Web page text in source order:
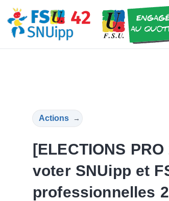
Actions →
[ELECTIONS
voter SNUipp et
professionnelles